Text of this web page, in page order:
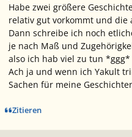
Habe zwei größere
relativ gut vorkommt und die
Dann schreibe ich noch
je nach Maß und
also ich hab viel zu tun *ggg*
Ach ja und wenn ich Yakult
Sachen für meine
Zitieren